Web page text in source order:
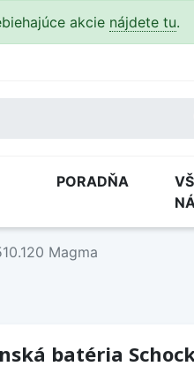
akcie nájdete tu.
PORADŇA
Magma
batéria